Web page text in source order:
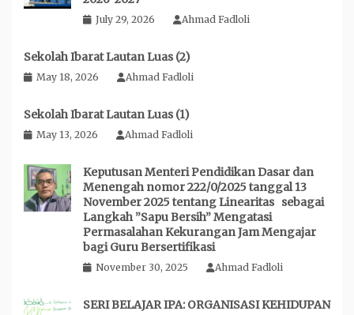
July 29, 2026 Ahmad Fadloli
Sekolah Ibarat Lautan Luas (2)
May 18, 2026 Ahmad Fadloli
Sekolah Ibarat Lautan Luas (1)
May 13, 2026 Ahmad Fadloli
Keputusan Menteri Pendidikan Dasar dan
Menengah nomor 222/0/2025 tanggal 13
November 2025 tentang Linearitas sebagai
Langkah ”Sapu Bersih” Mengatasi
Permasalahan Kekurangan Jam Mengajar
bagi Guru Bersertifikasi
November 30, 2025 Ahmad Fadloli
SERI BELAJAR IPA: ORGANISASI KEHIDUPAN